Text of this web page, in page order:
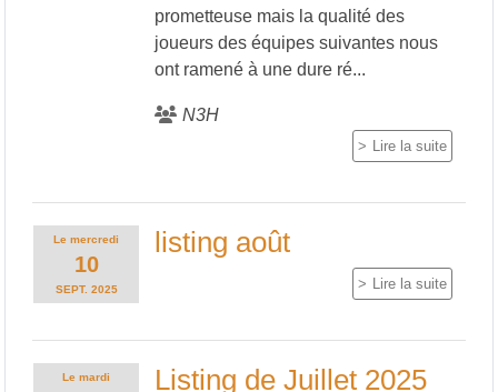
prometteuse mais la qualité des
joueurs des équipes suivantes nous
ont ramené à une dure ré...
N3H
Lire la suite
Lemercredi
10
SEPT. 2025
listing août
Lire la suite
Lemardi Listing de Juillet 2025